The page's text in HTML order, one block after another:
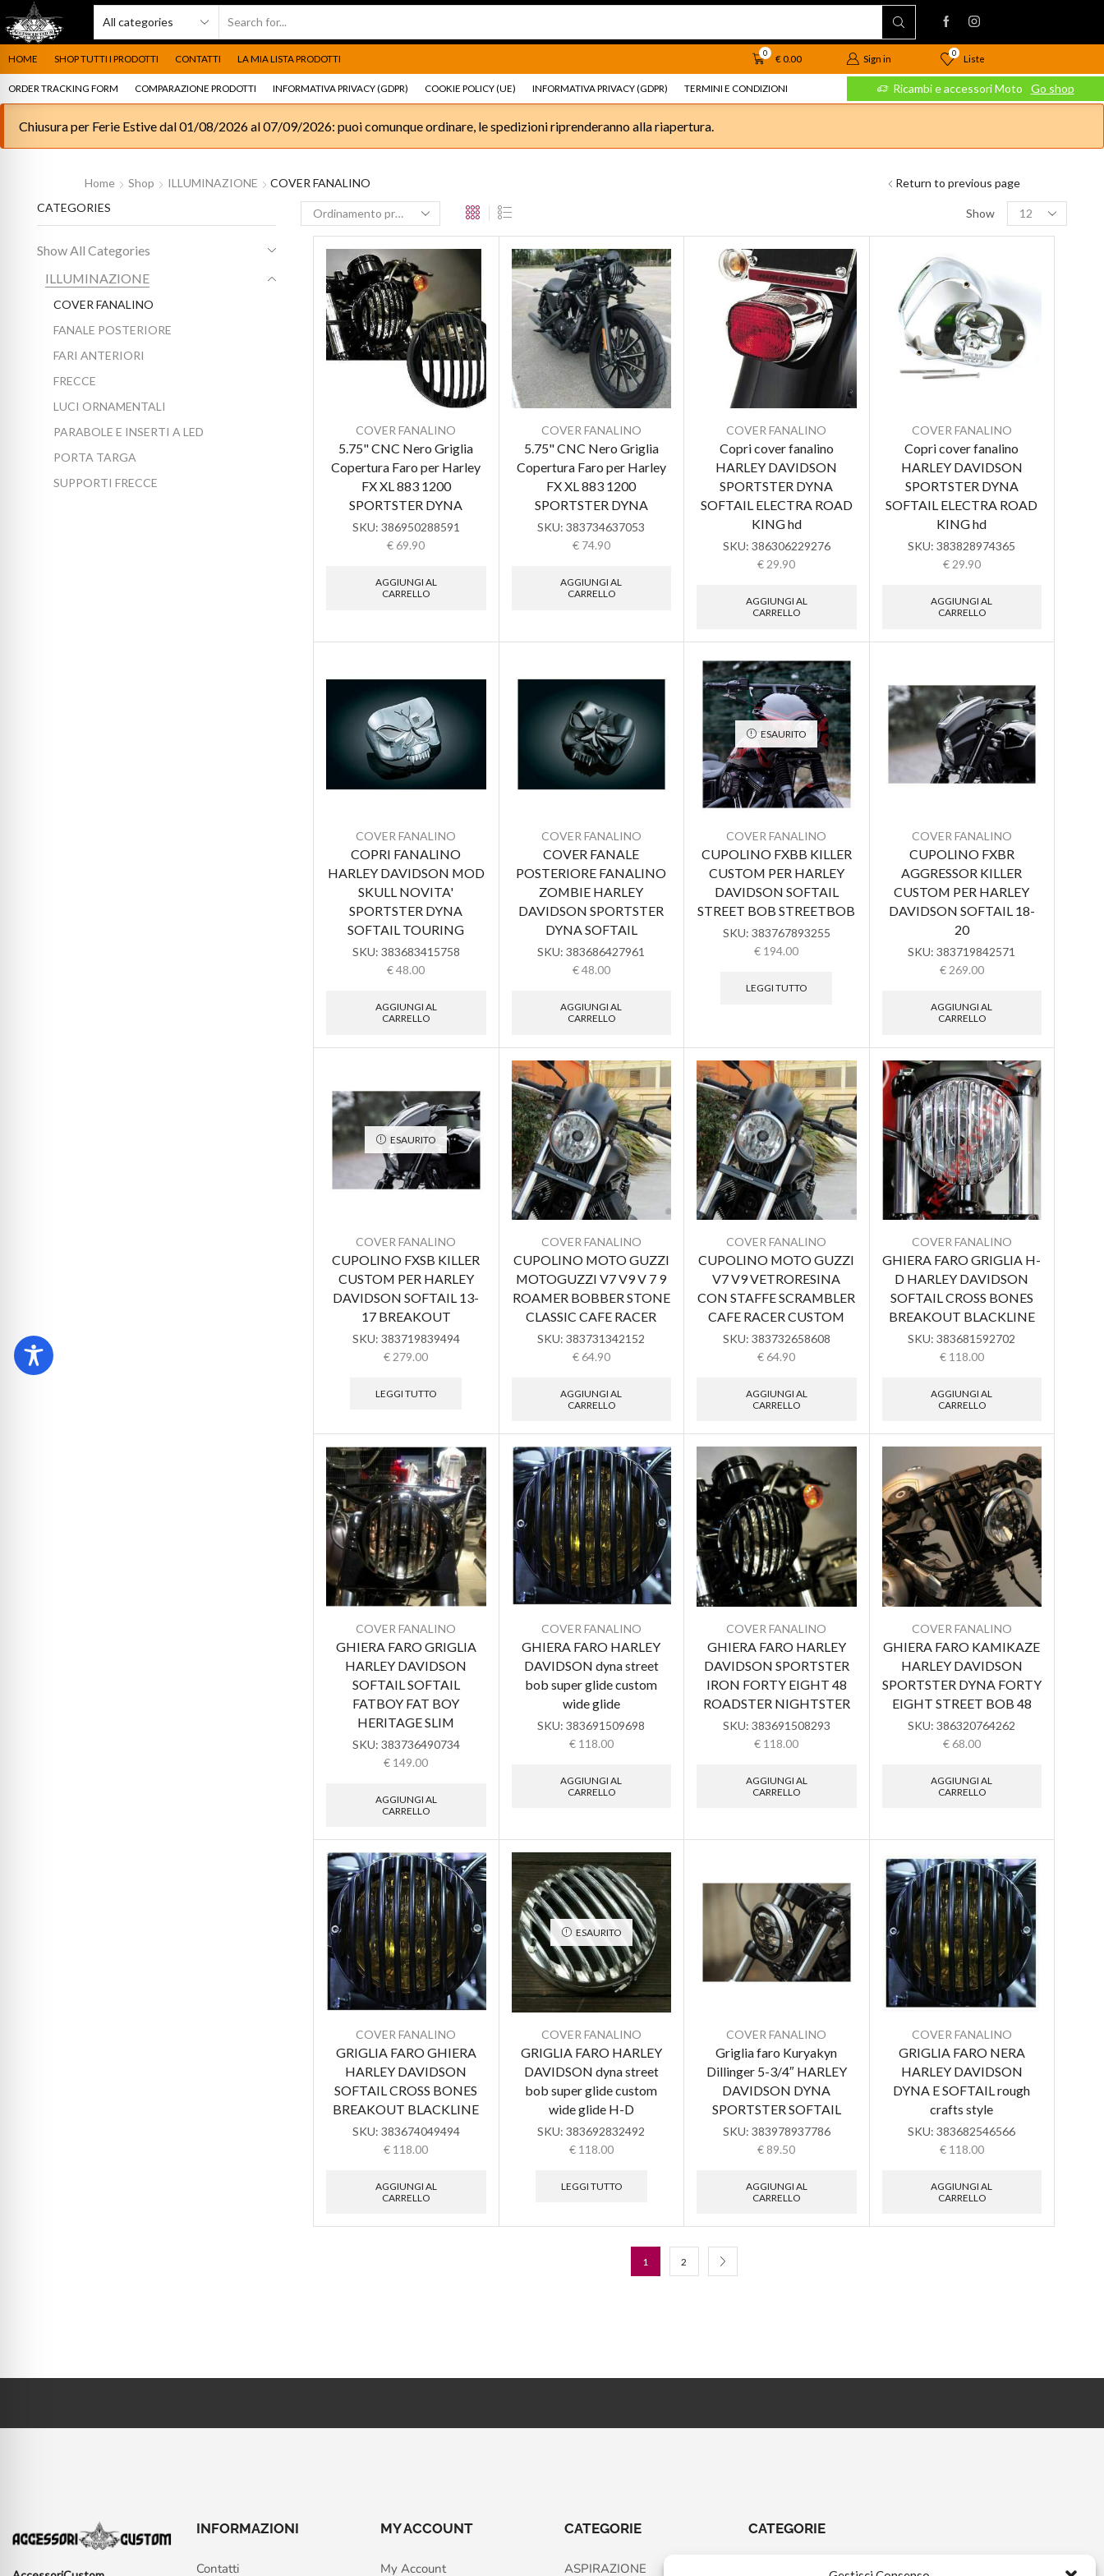
HOME SHOP TUTTI I PRODOTTI CONTATTI LA MIA LISTA PRODOTTI
0
€0.00 Sign in
0
Liste
ORDER TRACKING FORM COMPARAZIONE PRODOTTI INFORMATIVA PRIVACY (GDPR) COOKIE POLICY (UE) INFORMATIVA PRIVACY (GDPR) TERMINI E CONDIZIONI
Ricambi e accessori Moto Go shop Ricambi e accessori Moto Go shop Ricambi e accessori Moto Go shop
Chiusura per Ferie Estive dal 01/08/2026 al 07/09/2026: puoi comunque ordinare, le spedizioni riprenderanno alla riapertura.
Home Shop ILLUMINAZIONE COVER FANALINO Return to previous page
Show
COVER FANALINO
5.75" CNC Nero Griglia
Copertura Faro per Harley
FX XL 883 1200
SPORTSTER DYNA
SKU: 386950288591
€69.90
AGGIUNGI AL
CARRELLO
COVER FANALINO
5.75" CNC Nero Griglia
Copertura Faro per Harley
FX XL 883 1200
SPORTSTER DYNA
SKU:383734637053
€74.90
AGGIUNGI AL
CARRELLO
COVER FANALINO
Copri cover fanalino
HARLEY DAVIDSON
SPORTSTER DYNA
SOFTAIL ELECTRA ROAD
KING hd
SKU: 386306229276
€ 29.90
AGGIUNGI AL
CARRELLO
COVER FANALINO
Copri cover fanalino
HARLEY DAVIDSON
SPORTSTER DYNA
SOFTAIL ELECTRA ROAD
KING hd
SKU:383828974365
€29.90
AGGIUNGI AL
CARRELLO
COVER FANALINO
COPRI FANALINO
HARLEY DAVIDSON MOD
SKULL NOVITA'
SPORTSTER DYNA
SOFTAIL TOURING
SKU: 383683415758
€48.00
AGGIUNGI AL
CARRELLO
COVER FANALINO
COVER FANALE
POSTERIORE FANALINO
ZOMBIE HARLEY
DAVIDSON SPORTSTER
DYNA SOFTAIL
SKU:383686427961
€48.00
AGGIUNGI AL
CARRELLO
ESAURITO
COVER FANALINO
CUPOLINO FXBB KILLER
CUSTOM PER HARLEY
DAVIDSON SOFTAIL
STREET BOB STREETBOB
SKU: 383767893255
€ 194.00
LEGGI TUTTO
COVER FANALINO
CUPOLINO FXBR
AGGRESSOR KILLER
CUSTOM PER HARLEY
DAVIDSON SOFTAIL 18-
20
SKU:383719842571
€269.00
AGGIUNGI AL
CARRELLO
ESAURITO
COVER FANALINO
CUPOLINO FXSB KILLER
CUSTOM PER HARLEY
DAVIDSON SOFTAIL 13-
17 BREAKOUT
SKU: 383719839494
€ 279.00
LEGGI TUTTO
COVER FANALINO
CUPOLINO MOTO GUZZI
MOTOGUZZI V7 V9 V 7 9
ROAMER BOBBER STONE
CLASSIC CAFE RACER
SKU:383731342152
€64.90
AGGIUNGI AL
CARRELLO
COVER FANALINO
CUPOLINO MOTO GUZZI
V7 V9 VETRORESINA
CON STAFFE SCRAMBLER
CAFE RACER CUSTOM
SKU: 383732658608
€64.90
AGGIUNGI AL
CARRELLO
COVER FANALINO
GHIERA FARO GRIGLIA H-
D HARLEY DAVIDSON
SOFTAIL CROSS BONES
BREAKOUT BLACKLINE
SKU:383681592702
€118.00
AGGIUNGI AL
CARRELLO
COVER FANALINO
GHIERA FARO GRIGLIA
HARLEY DAVIDSON
SOFTAIL SOFTAIL
FATBOY FAT BOY
HERITAGE SLIM
SKU: 383736490734
€ 149.00
AGGIUNGI AL
CARRELLO
COVER FANALINO
GHIERA FARO HARLEY
DAVIDSON dyna street
bob super glide custom
wide glide
SKU:383691509698
€118.00
AGGIUNGI AL
CARRELLO
COVER FANALINO
GHIERA FARO HARLEY
DAVIDSON SPORTSTER
IRON FORTY EIGHT 48
ROADSTER NIGHTSTER
SKU: 383691508293
€ 118.00
AGGIUNGI AL
CARRELLO
COVER FANALINO
GHIERA FARO KAMIKAZE
HARLEY DAVIDSON
SPORTSTER DYNA FORTY
EIGHT STREET BOB 48
SKU:386320764262
€68.00
AGGIUNGI AL
CARRELLO
COVER FANALINO
GRIGLIA FARO GHIERA
HARLEY DAVIDSON
SOFTAIL CROSS BONES
BREAKOUT BLACKLINE
SKU: 383674049494
€ 118.00
AGGIUNGI AL
CARRELLO
ESAURITO
COVER FANALINO
GRIGLIA FARO HARLEY
DAVIDSON dyna street
bob super glide custom
wide glide H-D
SKU:383692832492
€118.00
LEGGI TUTTO
COVER FANALINO
Griglia faro Kuryakyn
Dillinger 5-3/4″ HARLEY
DAVIDSON DYNA
SPORTSTER SOFTAIL
SKU: 383978937786
€ 89.50
AGGIUNGI AL
CARRELLO
COVER FANALINO
GRIGLIA FARO NERA
HARLEY DAVIDSON
DYNA E SOFTAIL rough
crafts style
SKU:383682546566
€118.00
AGGIUNGI AL
CARRELLO
1 2
CATEGORIES
Show All Categories
ILLUMINAZIONE
COVER FANALINO
FANALE POSTERIORE
FARI ANTERIORI
FRECCE
LUCI ORNAMENTALI
PARABOLE E INSERTI A LED
PORTA TARGA
SUPPORTI FRECCE
INFORMAZIONI
Contatti
MY ACCOUNT
My Account
CATEGORIE
ASPIRAZIONE
CATEGORIE
CHIAVI E ATTREZZI